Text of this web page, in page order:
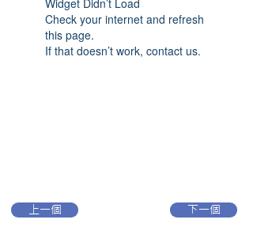
Check your internet and refresh
this page.
If that doesn’t work, contact us.
上一個 下一個